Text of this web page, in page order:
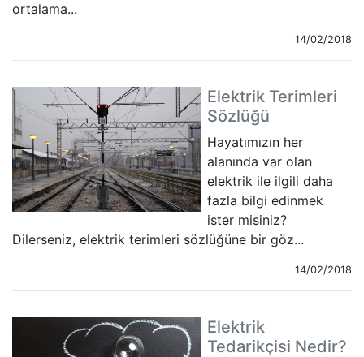
ortalama...
14/02/2018
Elektrik Terimleri
Sözlüğü
Hayatımızın her
alanında var olan
elektrik ile ilgili daha
fazla bilgi edinmek
ister misiniz?
Dilerseniz, elektrik terimleri sözlüğüne bir göz...
14/02/2018
Elektrik
Tedarikçisi Nedir?